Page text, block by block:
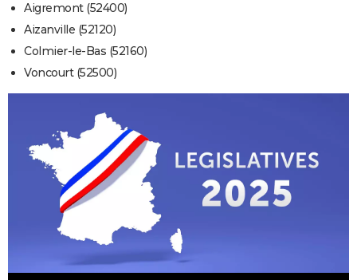
Aigremont (52400)
Aizanville (52120)
Colmier-le-Bas (52160)
Voncourt (52500)